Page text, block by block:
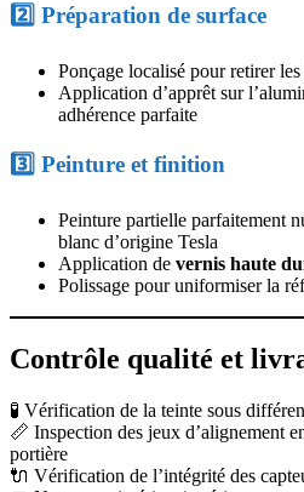
2️⃣ Préparation de surface
Ponçage localisé pour retirer
Application d’apprêt sur
adhérence parfaite
3️⃣ Peinture et finition
Peinture partielle parfaitement
blanc d’origine Tesla
Application de vernis haute
Polissage pour uniformiser la
Contrôle qualité et
🧪 Vérification de la teinte sous
📏 Inspection des jeux d’alignement
portière
🔌 Vérification de l’intégrité des